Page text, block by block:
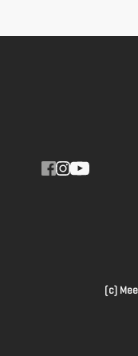
(c)